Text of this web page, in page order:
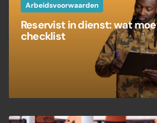
Arbeidsvoorwaarden
Reservist in dienst: wat
checklist